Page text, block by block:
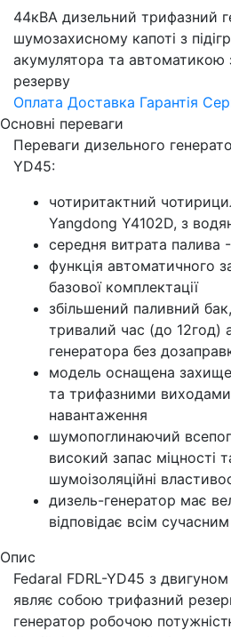
44кВА дизельний трифазний
шумозахисному капоті з
акумулятора та автоматикою
резерву
Оплата Доставка Гарантія
Основні переваги
Переваги дизельного
YD45:
чотиритактний
Yangdong Y4102D, з
середня витрата палива
функція автоматичного
базової комплектації
збільшений паливний
тривалий час (до 12год)
генератора без
модель оснащена
та трифазними
навантаження
шумопоглинаючий
високий запас міцності
шумоізоляційні
дизель-генератор має
відповідає всім
Опис
Fedaral FDRL-YD45 з
являє собою трифазний
генератор робочою